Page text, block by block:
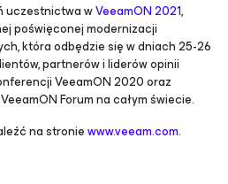
uczestnictwa wVeeamON 2021,
poświęconej modernizacji
która odbędzie się w dniach 25-26
partnerów i liderów opinii
VeeamON 2020 oraz
Forum na całym świecie.
na stroniewww.veeam.com.